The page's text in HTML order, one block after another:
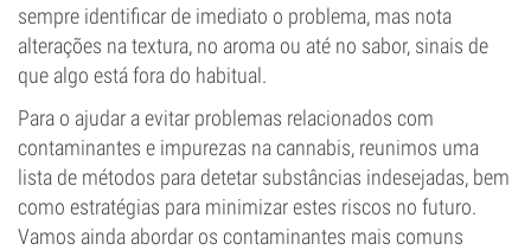
sempre identificar de imediato o problema, mas nota
alterações na textura, no aroma ou até no sabor, sinais de
que algo está fora do habitual.
Para o ajudar a evitar problemas relacionados com
contaminantes e impurezas na cannabis, reunimos uma
lista de métodos para detetar substâncias indesejadas, bem
como estratégias para minimizar estes riscos no futuro.
Vamos ainda abordar os contaminantes mais comuns